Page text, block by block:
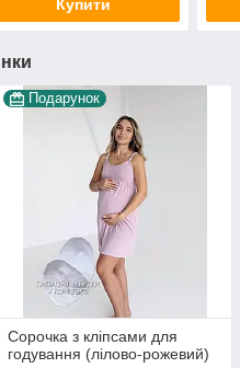
Купити
Подарунок
Сорочка з кліпсами для
годування (лілово-рожевий)